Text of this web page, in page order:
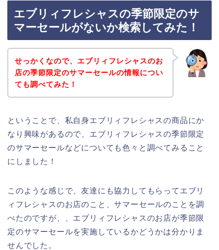
エブリィフレシャスの季節限定のサ
マーセールがないか検索してみた！
せっかくなので、エブリィフレシャスのお
店の季節限定のサマーセールの情報につい
ても調べてみた！
ということで、私自身エブリィフレシャスの商品にか
なり興味があるので、エブリィフレシャスの季節限定
のサマーセールなどについても色々と調べてみること
にしました！
このような感じで、友達にも協力してもらってエブリ
ィフレシャスのお店のこと、サマーセールのことを調
べたのですが、、エブリィフレシャスのお店が季節限
定のサマーセールを実施しているかどうかは分かりま
せんでした。